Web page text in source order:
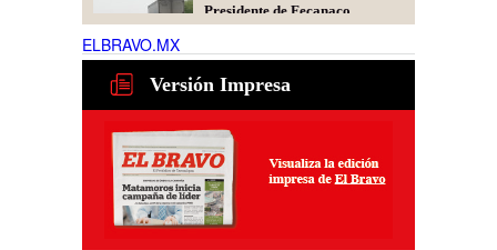
Presidente de Fecanaco
cuestiona retenes en
afirma que generan molestias
06 Ago 2026
Habrá auge laboral para
operadores de maquinaria
03 Ago 2026
ELBRAVO.MX
Versión Impresa